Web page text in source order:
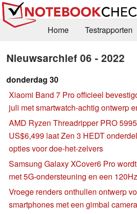
Home Testrapporten
Nieuwsarchief 06 - 2022
donderdag 30
Xiaomi Band 7 Pro officieel
juli met smartwatch-achtig ontwerp
AMD Ryzen Threadripper PRO
US$6,499 laat Zen 3 HEDT
opties voor doe-het-zelvers
Samsung Galaxy XCover6 Pro
met 5G-ondersteuning en een
Vroege renders onthullen ontwerp
smartphones met een gimbal